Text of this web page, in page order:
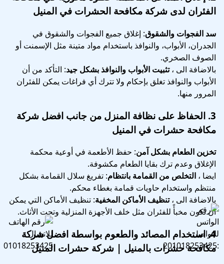
الفئران لدى شركة مكافحة الحشرات في المنيل
سد الفجوات والشقوق: إغلاق جميع الفجوات والشقوق في
الجدران، الأبواب، والنوافذ باستخدام مواد متينة مثل الإسمنت أو
الصوف الصخري.
بالاضافة الى ،تثبيت الأبواب والنوافذ بشكل جيد: التأكد من أن
الأبواب والنوافذ تغلق بإحكام ولا تترك أي فراغات يمكن للفئران
المرور منها.
3. الحفاظ على نظافة المنزل من جانب افضل شركة
مكافحة حشرات في المنيل
تخزين الطعام بشكل آمن: حفظ الأطعمة في أوعية محكمة
الإغلاق وعدم ترك بقايا الطعام مكشوفة.
ايضا ، التخلص من القمامة بانتظام: تفريغ سلال القمامة بشكل
منتظم واستخدام حاويات قمامة بغطاء محكم.
بالاضافة الى ،تنظيف الأماكن المخفية: تنظيف الأماكن التي يمكن
أن تكون مخبأً للفئران مثل خلف الأجهزة المنزلية وتحت الأثاث.
4. استخدام المصائد والطعوم بواسطة افضل شركة
مكافحة حشرات بالمنيل | شركة حشرات المنيل